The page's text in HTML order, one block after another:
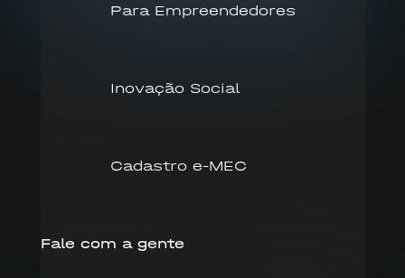
Para Empreendedores
Inovação Social
Cadastro e-MEC
Fale com a gente